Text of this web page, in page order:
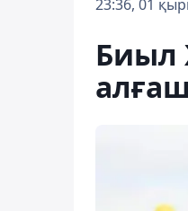
23:36, 01
Биыл